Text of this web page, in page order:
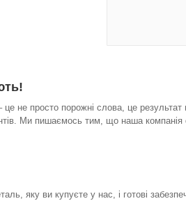
не просто порожні слова, це результат
Ми пишаємось тим, що наша
яку ви купуєте у нас, і готові